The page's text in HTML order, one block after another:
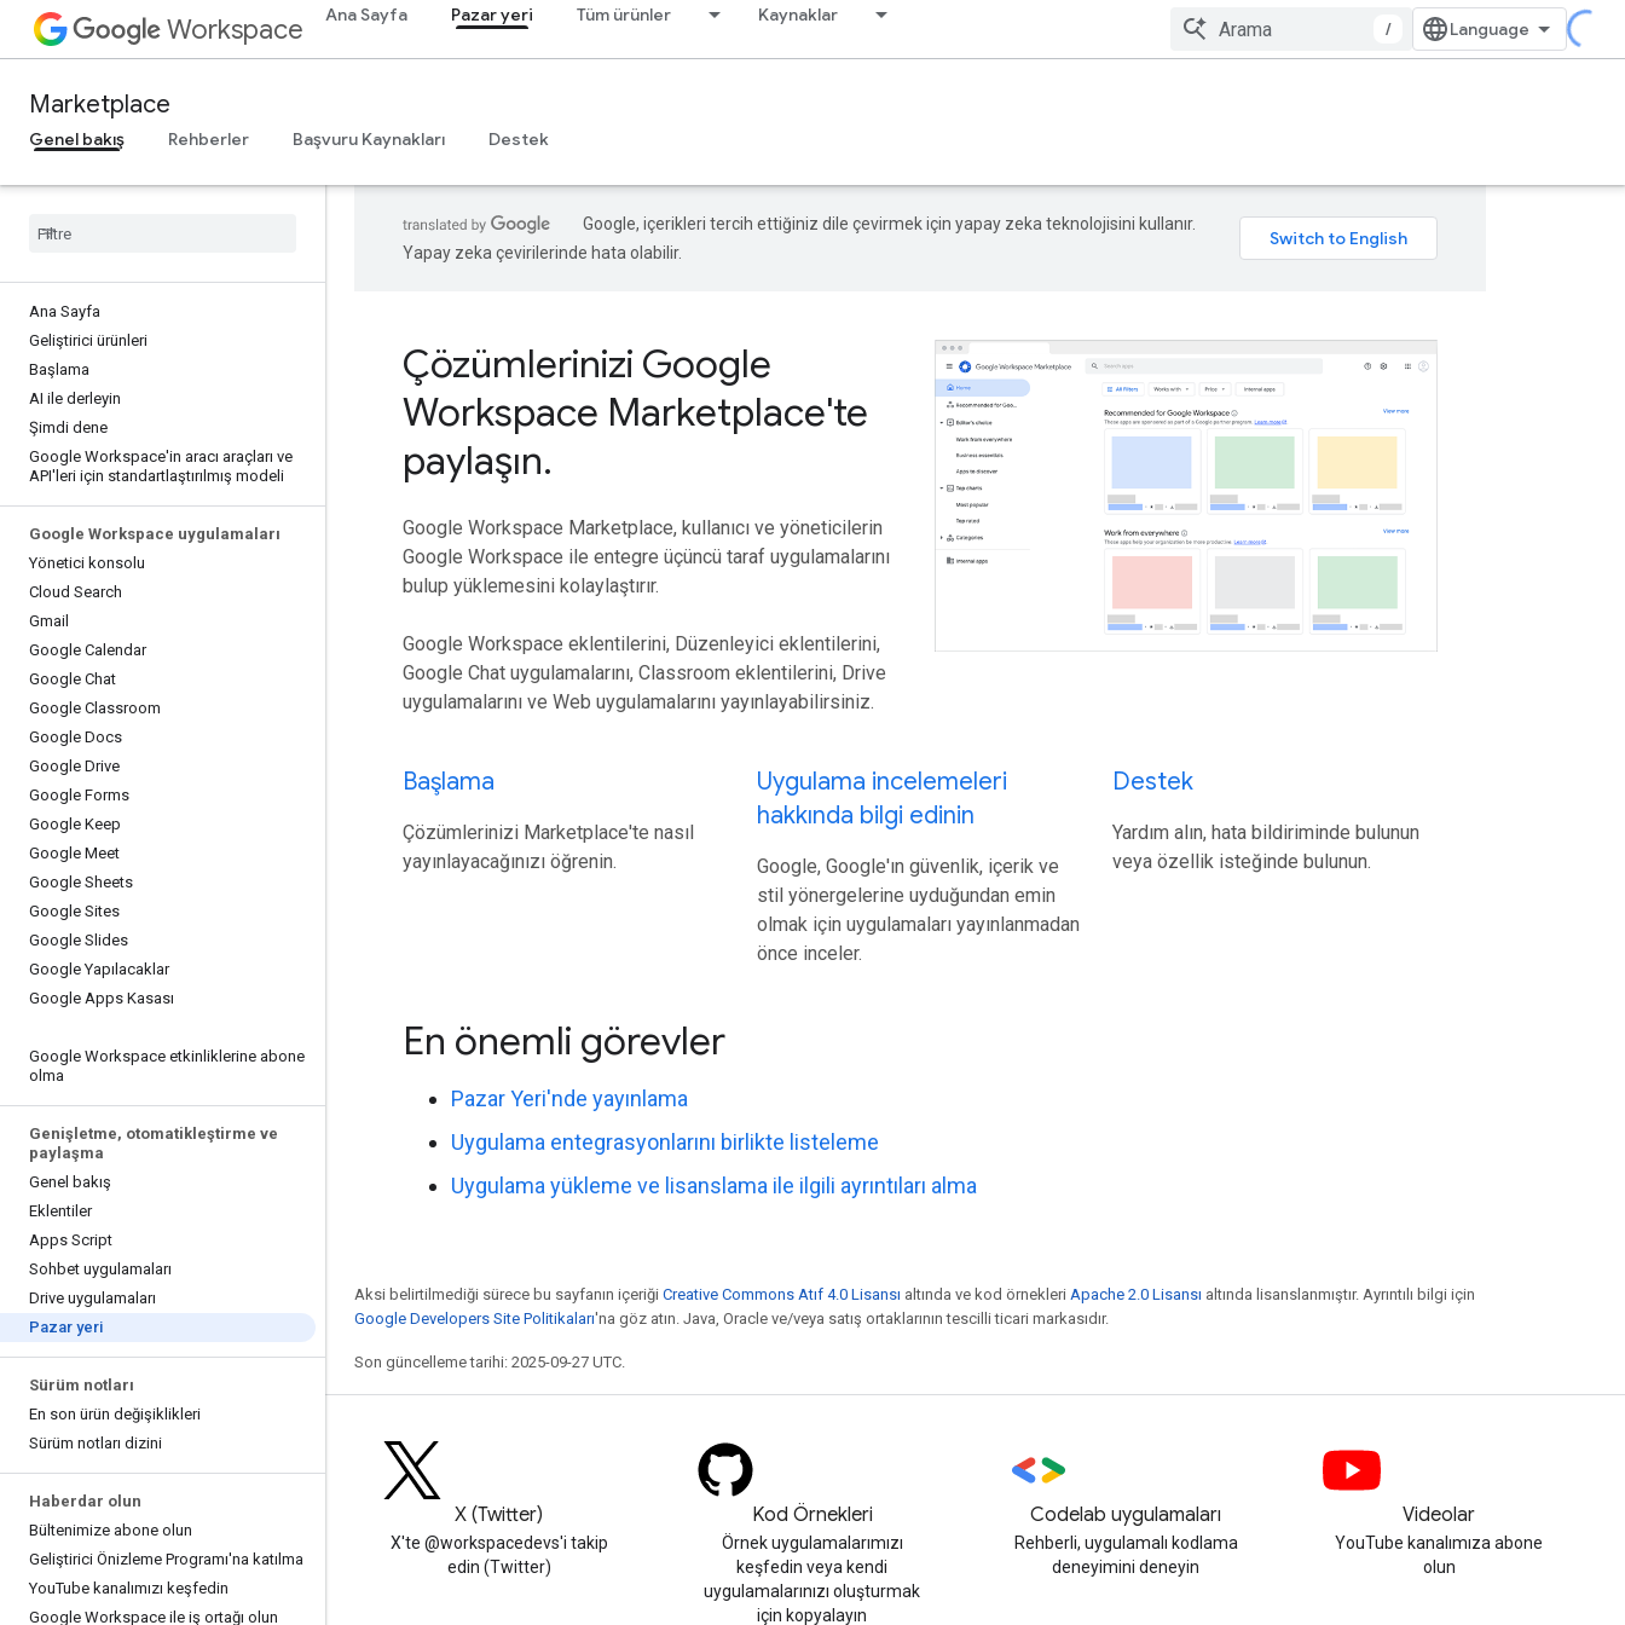
Workspace Ana Sayfa Pazar yeri Tüm ürünler Kaynaklar
/
Marketplace
Genel bakış Rehberler Başvuru Kaynakları Destek
Ana Sayfa
Geliştirici ürünleri
Başlama
AI ile derleyin
Şimdi dene
Google Workspace'in aracı araçları ve
API'leri için standartlaştırılmış modeli
Google Workspace uygulamaları
Yönetici konsolu
Cloud Search
Gmail
Google Calendar
Google Chat
Google Classroom
Google Docs
Google Drive
Google Forms
Google Keep
Google Meet
Google Sheets
Google Sites
Google Slides
Google Yapılacaklar
Google Apps Kasası
Google Workspace etkinliklerine abone
olma
Genişletme, otomatikleştirme ve
paylaşma
Genel bakış
Eklentiler
Apps Script
Sohbet uygulamaları
Drive uygulamaları
Pazar yeri
Sürüm notları
En son ürün değişiklikleri
Sürüm notları dizini
Haberdar olun
Bültenimize abone olun
Geliştirici Önizleme Programı'na katılma
YouTube kanalımızı keşfedin
Google Workspace ile iş ortağı olun
Google, içerikleri tercih ettiğiniz dile çevirmek için yapay zeka teknolojisini kullanır.
Yapay zeka çevirilerinde hata olabilir.
Çözümlerinizi Google
Workspace Marketplace'te
paylaşın.
Google Workspace Marketplace, kullanıcı ve yöneticilerin
Google Workspace ile entegre üçüncü taraf uygulamalarını
bulup yüklemesini kolaylaştırır.
Google Workspace eklentilerini, Düzenleyici eklentilerini,
Google Chat uygulamalarını, Classroom eklentilerini, Drive
uygulamalarını ve Web uygulamalarını yayınlayabilirsiniz.
Başlama
Çözümlerinizi Marketplace'te nasıl
yayınlayacağınızı öğrenin.
Uygulama incelemeleri
hakkında bilgi edinin
Google, Google'ın güvenlik, içerik ve
stil yönergelerine uyduğundan emin
olmak için uygulamaları yayınlanmadan
önce inceler.
Destek
Yardım alın, hata bildiriminde bulunun
veya özellik isteğinde bulunun.
En önemli görevler
Pazar Yeri'nde yayınlama
Uygulama entegrasyonlarını birlikte listeleme
Uygulama yükleme ve lisanslama ile ilgili ayrıntıları alma
Aksi belirtilmediği sürece bu sayfanın içeriği Creative Commons Atıf 4.0 Lisansı altında ve kod örnekleri Apache 2.0 Lisansı altında lisanslanmıştır. Ayrıntılı bilgi için
Google Developers Site Politikaları'na göz atın. Java, Oracle ve/veya satış ortaklarının tescilli ticari markasıdır.
Son güncelleme tarihi: 2025-09-27 UTC.
blogunu okuyun
X (Twitter)
X'te @workspacedevs'i takip
edin (Twitter)
Kod Örnekleri
Örnek uygulamalarımızı
keşfedin veya kendi
uygulamalarınızı oluşturmak
için kopyalayın
Codelab uygulamaları
Rehberli, uygulamalı kodlama
deneyimini deneyin
Videolar
YouTube kanalımıza abone
olun